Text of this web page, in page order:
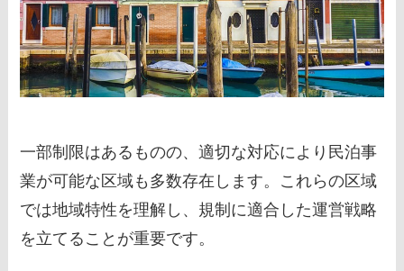
一部制限はあるものの、適切な対応により民泊事
業が可能な区域も多数存在します。これらの区域
では地域特性を理解し、規制に適合した運営戦略
を立てることが重要です。